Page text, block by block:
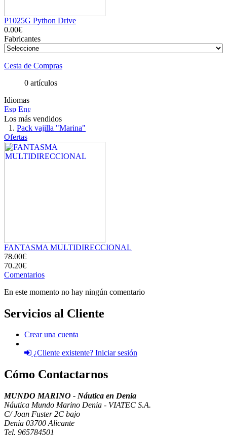
P1025G Python Drive
0.00€
Fabricantes
Cesta de Compras
0 artículos
Idiomas
Los más vendidos
Pack vajilla "Marina"
Ofertas
FANTASMA MULTIDIRECCIONAL
78.00€
70.20€
Comentarios
En este momento no hay ningún comentario
Servicios al Cliente
Crear una cuenta
¿Cliente existente? Iniciar sesión
Cómo Contactarnos
MUNDO MARINO - Náutica en Denia
Náutica Mundo Marino Denia - VIATEC S.A.
C/ Joan Fuster 2C bajo
Denia 03700 Alicante
Tel. 965784501